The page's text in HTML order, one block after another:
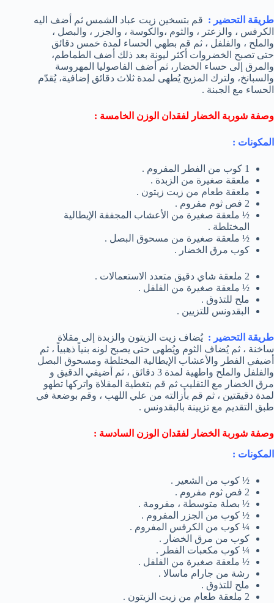
طريقة التحضير : قم بتسخين زيت عباد الشمس ثم أضف اليه
الكرفس ، والزعتر ، والثوم ،والكوسة ، والجزر ، والبصل ،
والملح ، والفلفل ، ثم قم بطهي الحساء لمدة خمس دقائق
حتى تصبح الخضروات أكثر ليونة بعد ذلك أضف الطماطم،
والمرق إلى حساء الخضار، ثم أضف الفاصوليا المهروسة
والسبانخ، ولترك المزيج يُطهى لمدة ثلاث دقائق إضافية، يُقدّم
الحساء مع الجبنة .
وصفة شوربة الخضار لفقدان الوزن الخامسة :
المكونات :
1 كوب من الفطر المفروم .
ملعقة صغيرة من الزبدة .
ملعقة طعام من زيت زيتون .
2 فص ثوم مفروم .
½ ملعقة صغيرة من الأعشاب المجففة الإيطالية
المختلطة .
½ ملعقة صغيرة من مسحوق البصل .
كوب مرق الخضار .
2 ملعقة شاي دقيق متعدد الاستعمالات .
½ ملعقة صغيرة من الفلفل .
ملح للتذوق .
البقدونس للتزيين .
طريقة التحضير :يُضاف زيت الزيتون والزبدة إلى مقلاة
ساخنة ، ثم يُضاف الثوم ويُطهى حتى يصبح لونه بنياً ذهبياً ، ثم
أضيفي الفطر والأعشاب الإيطالية المختلطة ومسحوق البصل
والفلفل والملح واطهية لمدة 3 دقائق ، ثم أضيفي الدقيق و
مرق الخضار مع التقليب ثم قم بتغطية المقلاة واتركها تطهو
لمدة دقيقتين ، ثم قم بأزالته من علي اللهب ، وقم بوضعة في
طبق التقديم مع تزيينة بالبقدونس .
وصفة شوربة الخضار لفقدان الوزن السادسة :
المكونات :
½ كوب من الشعير .
2 فص ثوم مفروم .
½ بصلة متوسطة ، مفرومة .
½ كوب من الجزر المفروم .
¼ كوب من الكرفس المفروم .
كوب من مرق الخضار .
¼ كوب مكعبات الفطر .
½ ملعقة صغيرة من الفلفل .
رشة من جارام ماسالا .
ملح للتذوق .
2 ملعقة طعام من زيت الزيتون .